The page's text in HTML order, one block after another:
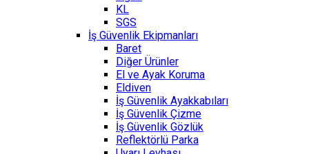
KL
SGS
İş Güvenlik Ekipmanları
Baret
Diğer Ürünler
El ve Ayak Koruma
Eldiven
İş Güvenlik Ayakkabıları
İş Güvenlik Çizme
İş Güvenlik Gözlük
Reflektörlü Parka